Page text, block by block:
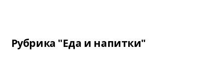
Рубрика "Еда и напитки"